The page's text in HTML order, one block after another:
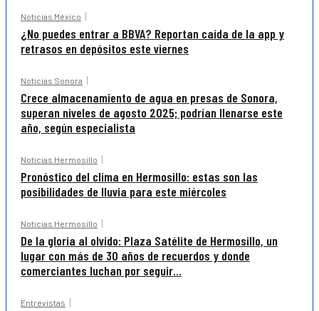
Noticias México
¿No puedes entrar a BBVA? Reportan caída de la app y
retrasos en depósitos este viernes
Noticias Sonora
Crece almacenamiento de agua en presas de Sonora,
superan niveles de agosto 2025; podrían llenarse este
año, según especialista
Noticias Hermosillo
Pronóstico del clima en Hermosillo: estas son las
posibilidades de lluvia para este miércoles
Noticias Hermosillo
De la gloria al olvido: Plaza Satélite de Hermosillo, un
lugar con más de 30 años de recuerdos y donde
comerciantes luchan por seguir...
Entrevistas